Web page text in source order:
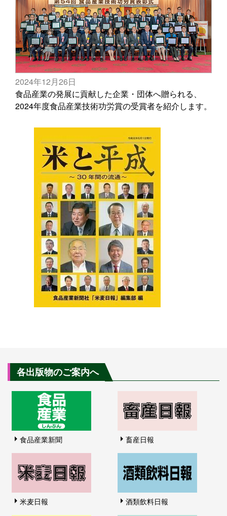
2024年12月26日
食品産業の発展に貢献した企業・団体へ贈られる、
2024年度食品産業技術功労賞の受賞者を紹介します。
各出版物のご案内へ
食品産業新聞 畜産日報
米麦日報 酒類飲料日報